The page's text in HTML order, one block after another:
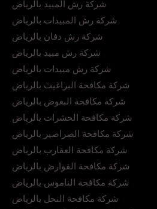
شركة رش المبيد بالرياض
شركة رش المبيدات بالرياض
شركة رش دفان بالرياض
شركة رش مبيد بالرياض
شركة رش مبيدات بالرياض
شركة مكافحة البراغيث بالرياض
شركة مكافحة البعوض بالرياض
شركة مكافحة الحشرات بالرياض
شركة مكافحة الصراصير بالرياض
شركة مكافحة العقارب بالرياض
شركة مكافحة القوارض بالرياض
شركة مكافحة الناموس بالرياض
شركة مكافحة النحل بالرياض